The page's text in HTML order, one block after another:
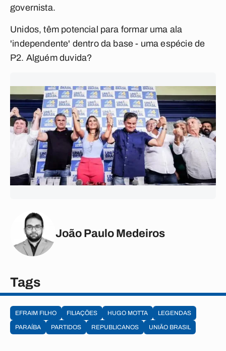
governista.
Unidos, têm potencial para formar uma ala
'independente' dentro da base - uma espécie de
P2. Alguém duvida?
João Paulo Medeiros
Tags
EFRAIM FILHO FILIAÇÕES HUGO MOTTA
LEGENDAS
PARAÍBA
PARTIDOS REPUBLICANOS UNIÃO BRASIL